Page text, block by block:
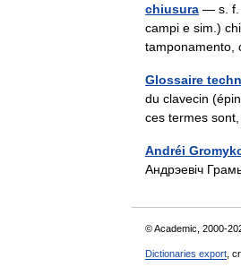
chiusura — s. f.
campi e sim.)
Glossaire
du clavecin
ces termes
Andréi
Андрэевіч
© Academic, 2000-
Dictionaries export ,